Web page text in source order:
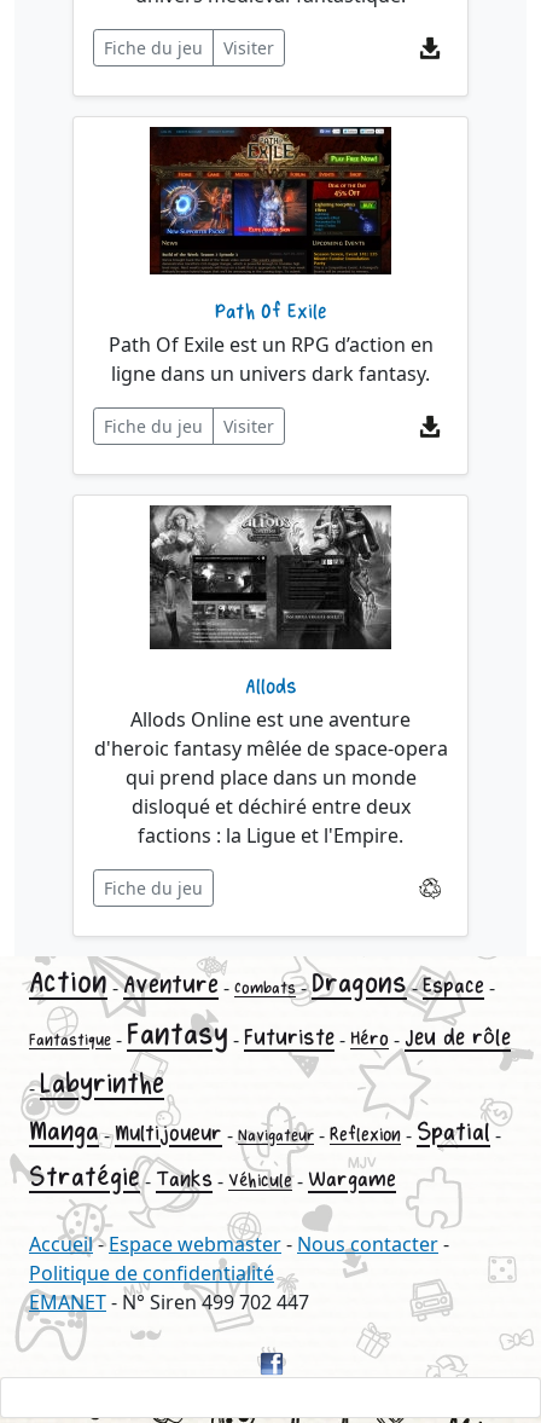
Fiche du jeu Visiter
Path Of Exile
Path Of Exile est un RPG d’action en
ligne dans un univers dark fantasy.
Fiche du jeu Visiter
Allods
Allods Online est une aventure
d'heroic fantasy mêlée de space-opera
qui prend place dans un monde
disloqué et déchiré entre deux
factions : la Ligue et l'Empire.
Fiche du jeu
Action-Aventure - Combats-Dragons-Espace -
Fantastique - Fantasy -Futuriste-Héro- Jeu de rôle
-Labyrinthe
Manga-Multijoueur -Navigateur - Reflexion - Spatial -
Stratégie- Tanks- Véhicule-Wargame
Accueil-Espace webmaster- Nous contacter-
Politique de confidentialité
EMANET- N° Siren 499 702 447